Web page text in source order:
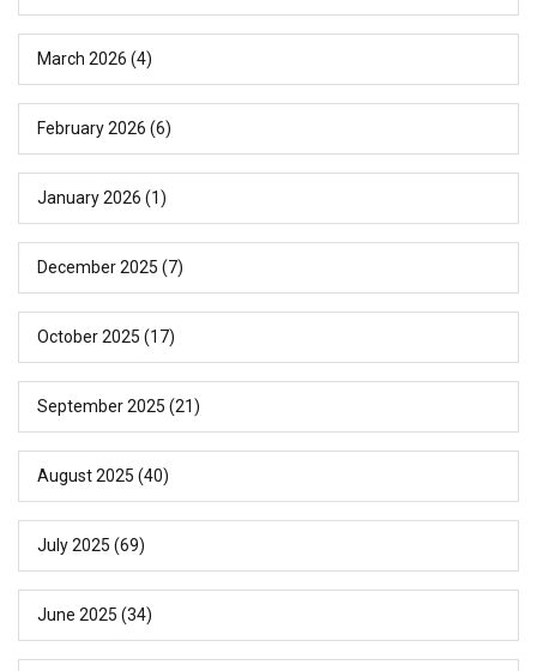
March 2026 (4)
February 2026 (6)
January 2026 (1)
December 2025 (7)
October 2025 (17)
September 2025 (21)
August 2025 (40)
July 2025 (69)
June 2025 (34)